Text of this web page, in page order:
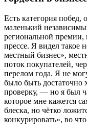
Есть категория побед,
маленький
региональной премии,
прессе. Я видел такое
местный бизнес»,
поток покупателей,
перелом года. Я не
было быть достаточно
проверку, — но я был
которое мне кажется
блеска, но чётко
конкурировать», во